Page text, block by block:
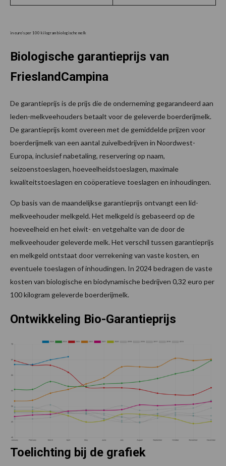
in euro’s per 100 kilogram biologische melk
Biologische garantieprijs van
FrieslandCampina
De garantieprijs is de prijs die de onderneming gegarandeerd aan
leden-melkveehouders betaalt voor de geleverde boerderijmelk.
De garantieprijs komt overeen met de gemiddelde prijzen voor
boerderijmelk van een aantal zuivelbedrijven in Noordwest-
Europa, inclusief nabetaling, reservering op naam,
seizoenstoeslagen, hoeveelheidstoeslagen, maximale
kwaliteitstoeslagen en coöperatieve toeslagen en inhoudingen.
Op basis van de maandelijkse garantieprijs ontvangt een lid-
melkveehouder melkgeld. Het melkgeld is gebaseerd op de
hoeveelheid en het eiwit- en vetgehalte van de door de
melkveehouder geleverde melk. Het verschil tussen garantieprijs
en melkgeld ontstaat door verrekening van vaste kosten, en
eventuele toeslagen of inhoudingen. In 2024 bedragen de vaste
kosten van biologische en biodynamische bedrijven 0,32 euro per
100 kilogram geleverde boerderijmelk.
Ontwikkeling Bio-Garantieprijs
Toelichting bij de grafiek